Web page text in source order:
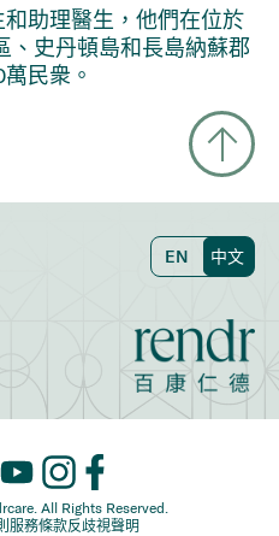
助理醫生，他們在位於
、史丹頓島和長島納蘇郡
民衆。
EN 中文
服務條款反歧視聲明
All Rights Reserved.